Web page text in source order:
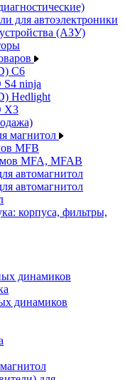
для автоэлектроники
(АЗУ)
C6
ninja
Hedlight
X3
магнитол
MFB
MFA, MFAB
автомагнитол
автомагнитол
корпуса, фильтры,
динамиков
динамиков